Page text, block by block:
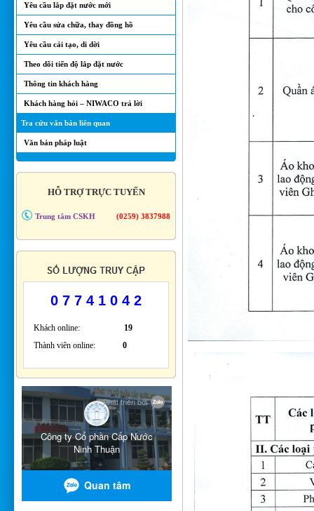
Yêu cầu lắp đặt nước mới
Yêu cầu sửa chữa, thay đồng hồ
Yêu cầu cải tạo, di dời
Theo dõi tiến độ lắp đặt nước
Thông tin khách hàng
Khách hàng hỏi – NIWACO trả lời
Tra cứu văn bản liên quan
Văn bản pháp luật
HỖ TRỢ TRỰC TUYẾN
Trung tâm CSKH (0259) 3837988
0 7 7 4 1 0 4 2
Khách online: 19
Thành viên online: 0